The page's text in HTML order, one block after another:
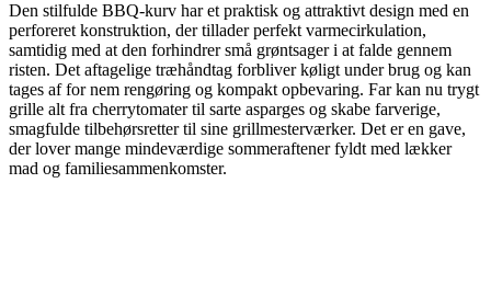
Den stilfulde BBQ-kurv har et praktisk og attraktivt design med en
perforeret konstruktion, der tillader perfekt varmecirkulation,
samtidig med at den forhindrer små grøntsager i at falde gennem
risten. Det aftagelige træhåndtag forbliver køligt under brug og kan
tages af for nem rengøring og kompakt opbevaring. Far kan nu trygt
grille alt fra cherrytomater til sarte asparges og skabe farverige,
smagfulde tilbehørsretter til sine grillmesterværker. Det er en gave,
der lover mange mindeværdige sommeraftener fyldt med lækker
mad og familiesammenkomster.